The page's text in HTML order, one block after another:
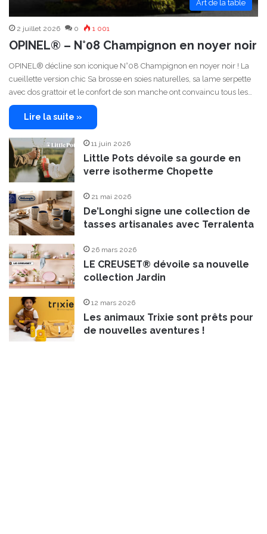
Art de la table
2 juillet 2026 0 1 001
OPINEL® – N°08 Champignon en noyer noir
OPINEL® décline son iconique N°08 Champignon en noyer noir ! La
cueillette version chic Sa brosse en soies naturelles, sa lame serpette
avec dos grattoir et le confort de son manche ont convaincu tous les…
Lire la suite »
11 juin 2026
Little Pots dévoile sa gourde en
verre isotherme Chopette
21 mai 2026
De’Longhi signe une collection de
tasses artisanales avec Terralenta
26 mars 2026
LE CREUSET® dévoile sa nouvelle
collection Jardin
12 mars 2026
Les animaux Trixie sont prêts pour
de nouvelles aventures !